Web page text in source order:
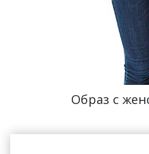
Образ с